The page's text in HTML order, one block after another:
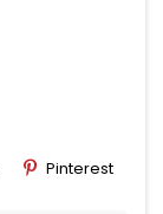
Pinterest